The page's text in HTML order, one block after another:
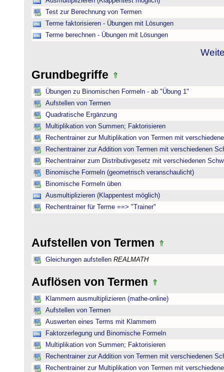
Test zur Berechnung von Termen
Terme faktorisieren - Übungen mit Lösungen
Terme berechnen - Übungen mit Lösungen
Grundbegriffe
Übungen zu Binomischen Formeln - ab "Übung 1"
Aufstellen von Termen
Quadratische Ergänzung
Multiplikation von Summen; Faktorisieren
Rechentrainer zur Multiplikation von Termen mit
Rechentrainer zur Addition von Termen mit verschiedenen
Rechentrainer zum Distributivgesetz mit verschiedenen
Binomische Formeln (geometrisch veranschaulicht)
Binomische Formeln üben
Ausmultiplizieren (Klappentest möglich)
Rechentrainer für Terme ==> "Trainer"
Aufstellen von Termen
Gleichungen aufstellen REALMATH
Auflösen von Termen
Klammern ausmultiplizieren (mathe-online)
Aufstellen von Termen
Auswerten eines Terms mit Klammern
Faktorzerlegung und Binomische Formeln
Multiplikation von Summen; Faktorisieren
Rechentrainer zur Addition von Termen mit verschiedenen
Rechentrainer zur Multiplikation von Termen mit